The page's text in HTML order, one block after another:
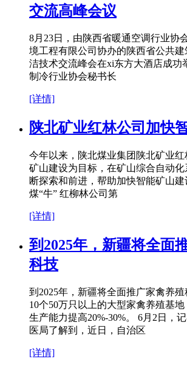
交流高峰会议
8月23日，由陕西省暖通空调行业协
境工程有限公司协办的陕西省公共
洁技术交流峰会在xi东方大酒店成功
制冷行业协会秘书长
[详情]
陕北矿业红林公司加快
今年以来，陕北煤业集团陕北矿业
矿山建设为目标，在矿山综合自动
断探索和前进，帮助加快智能矿山建
煤“牛” 红柳林公司第
[详情]
到2025年，新疆将全面
科技
到2025年，新疆将全面推广家禽养
10个50万只以上的大型家禽养殖基
生产能力提高20%-30%。 6月2日，
医局了解到，近日，自治区
[详情]